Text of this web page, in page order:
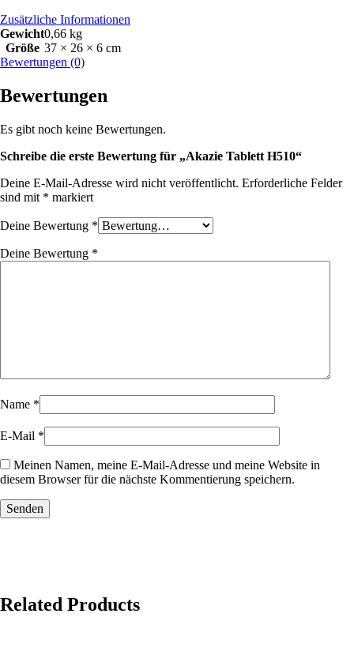
Zusätzliche Informationen
Gewicht0,66 kg
Größe 37 × 26 × 6 cm
Bewertungen (0)
Bewertungen
Es gibt noch keine Bewertungen.
Schreibe die erste Bewertung für „Akazie Tablett H510“
Deine E-Mail-Adresse wird nicht veröffentlicht. Erforderliche Felder
sind mit * markiert
Deine Bewertung *
Deine Bewertung *
Name *
E-Mail *
Meinen Namen, meine E-Mail-Adresse und meine Website in
diesem Browser für die nächste Kommentierung speichern.
Related Products